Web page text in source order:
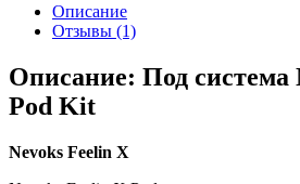
Описание
Отзывы (1)
Описание: Под система
Pod Kit
Nevoks Feelin X